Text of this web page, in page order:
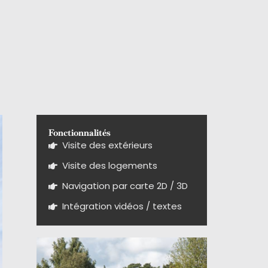
Fonctionnalités
Visite des extérieurs
Visite des logements
Navigation par carte 2D / 3D
Intégration vidéos / textes